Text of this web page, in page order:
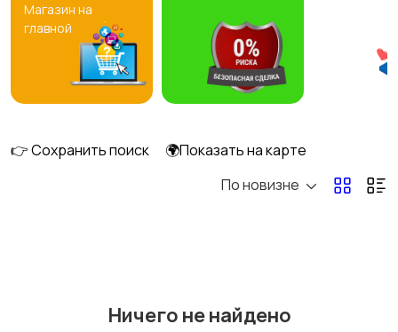
Госслужба
Добыча сырья,
энергетика
Магазин на
главной
👉 Сохранить поиск
🌍Показать на карте
По новизне
Ничего не найдено